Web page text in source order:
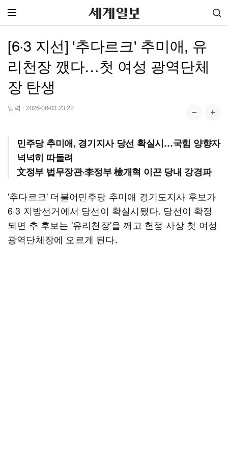
[6·3 지선] '추다르크' 추미애, 유
리천장 깼다…첫 여성 광역단체
장 탄생
입력 : 2026-06-03 23:22
민주당 추미애, 경기지사 당선 확실시…국힘 양향자
넉넉히 따돌려
文정부 법무장관·李정부 檢개혁 이끈 당내 강경파
'추다르크' 더불어민주당 추미애 경기도지사 후보가
6·3 지방선거에서 당선이 확실시됐다. 당선이 확정
되면 추 후보는 '유리천장'을 깨고 헌정 사상 첫 여성
광역단체장에 오르게 된다.